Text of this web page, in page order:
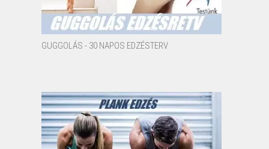
GUGGOLÁS - 30 NAPOS EDZÉSTERV